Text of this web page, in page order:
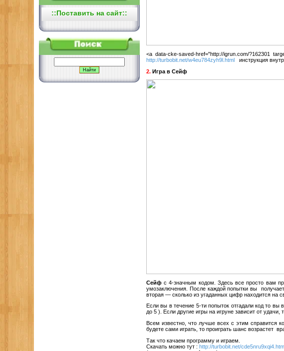
::Поставить на сайт::
<a data-cke-saved-href="http://igrun.com/?162301
http://turbobit.net/w4eu784zyh9l.html инструкция
2. Игра в Сейф
Сейф с 4-значным кодом. Здесь все просто вам
умозаключения. Пocлe каждой попытки вы
вторая — сколько из угаданных цифр находится на
Если вы в течение 5-ти попыток отгадали код то
до 5 ). Если другие игры на игруне зависит от
Всем известно, что лучше всех с этим справится
будете сами играть, то проиграть шанс возрастет
Так что качаем программу и играем.
Скачать можно тут : http://turbobit.net/